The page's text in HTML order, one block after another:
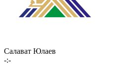
Салават Юлаев
-:-